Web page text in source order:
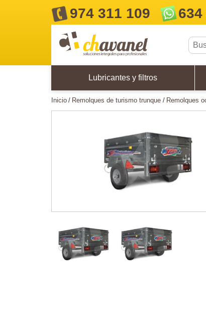
974 311 109 634
Lubricantes y filtros
inicio remolques de turismo trunque remolques